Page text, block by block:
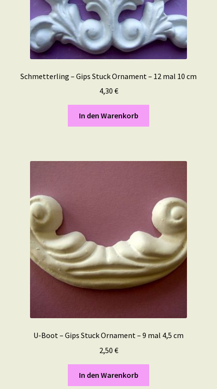
Schmetterling – Gips Stuck Ornament – 12 mal 10 cm
4,30 €
In den Warenkorb
U-Boot – Gips Stuck Ornament – 9 mal 4,5 cm
2,50 €
In den Warenkorb